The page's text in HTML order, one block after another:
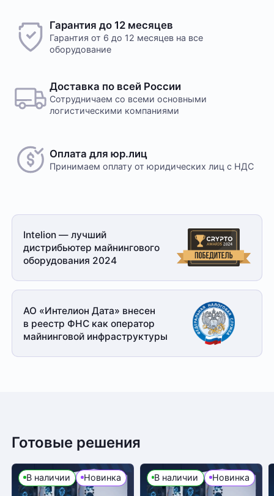
Гарантия до 12 месяцев
Гарантия от 6 до 12 месяцев на все
оборудование
Доставка по всей России
Сотрудничаем со всеми основными
логистическими компаниями
Оплата для юр.лиц
Принимаем оплату от юридических лиц с НДС
Intelion — лучший
дистрибьютер майнингового
оборудования 2024
АО «Интелион Дата» внесен
в реестр ФНС как оператор
майнинговой инфраструктуры
Готовые решения
В наличии Новинка В наличии Новинка